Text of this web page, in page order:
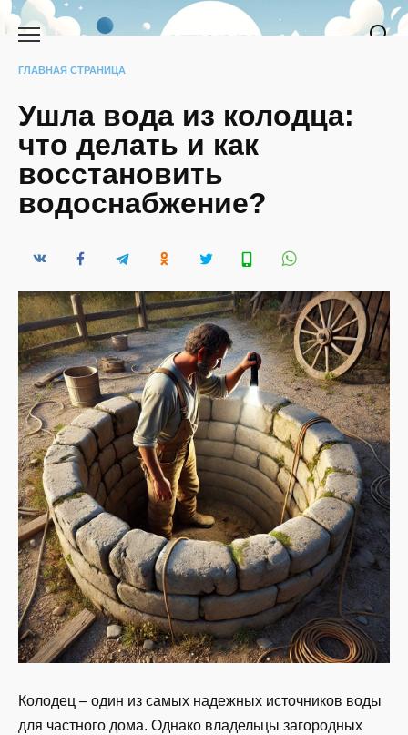
Перейти
ГЛАВНАЯ СТРАНИЦА
Ушла вода из колодца:
что делать и как
восстановить
водоснабжение?
Колодец – один из самых надежных источников воды
для частного дома. Однако владельцы загородных